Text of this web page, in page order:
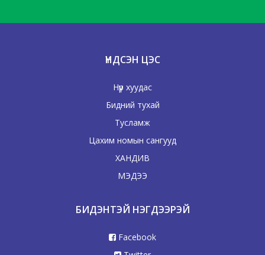
ҮНДСЭН ЦЭС
Нүүр хуудас
Бидний тухай
Тусламж
Цахим номын сангууд
ХАНДИВ
МЭДЭЭ
БИДЭНТЭЙ НЭГДЭЭРЭЙ
Facebook